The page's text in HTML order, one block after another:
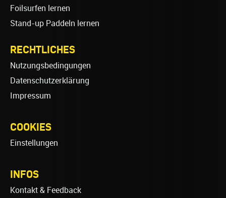
Foilsurfen lernen
Stand-up Paddeln lernen
RECHTLICHES
Nutzungsbedingungen
Datenschutzerklärung
Impressum
COOKIES
Einstellungen
INFOS
Kontakt & Feedback